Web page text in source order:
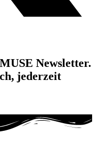
Newsletter.
jederzeit